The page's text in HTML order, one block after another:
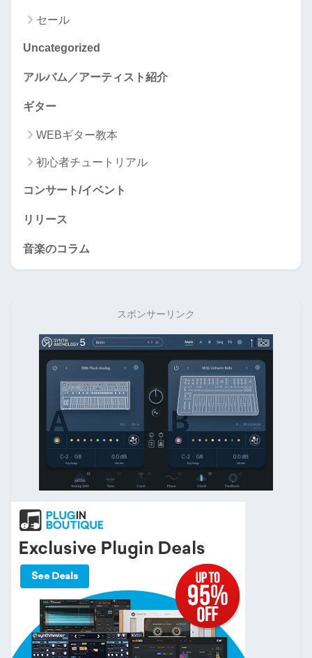
セール
Uncategorized
アルバム／アーティスト紹介
ギター
WEBギター教本
初心者チュートリアル
コンサート/イベント
リリース
音楽のコラム
スポンサーリンク